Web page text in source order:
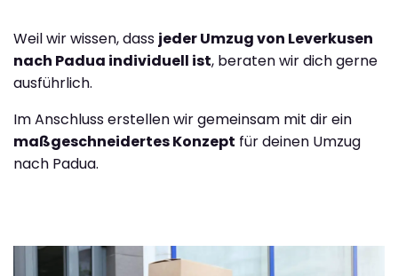
Weil wir wissen, dass jeder Umzug von Leverkusen
nach Padua individuell ist, beraten wir dich gerne
ausführlich.
Im Anschluss erstellen wir gemeinsam mit dir ein
maßgeschneidertes Konzept für deinen Umzug
nach Padua.